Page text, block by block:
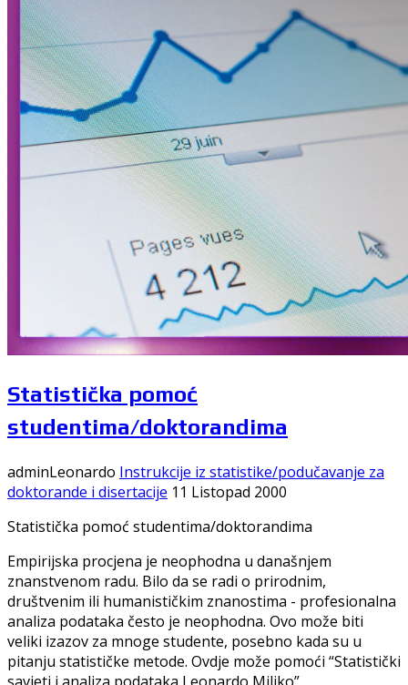
Statistička pomoć
studentima/doktorandima
adminLeonardo Instrukcije iz statistike/podučavanje za
doktorande i disertacije 11 Listopad 2000
Statistička pomoć studentima/doktorandima
Empirijska procjena je neophodna u današnjem
znanstvenom radu. Bilo da se radi o prirodnim,
društvenim ili humanističkim znanostima - profesionalna
analiza podataka često je neophodna. Ovo može biti
veliki izazov za mnoge studente, posebno kada su u
pitanju statističke metode. Ovdje može pomoći “Statistički
savjeti i analiza podataka Leonardo Miljko”.